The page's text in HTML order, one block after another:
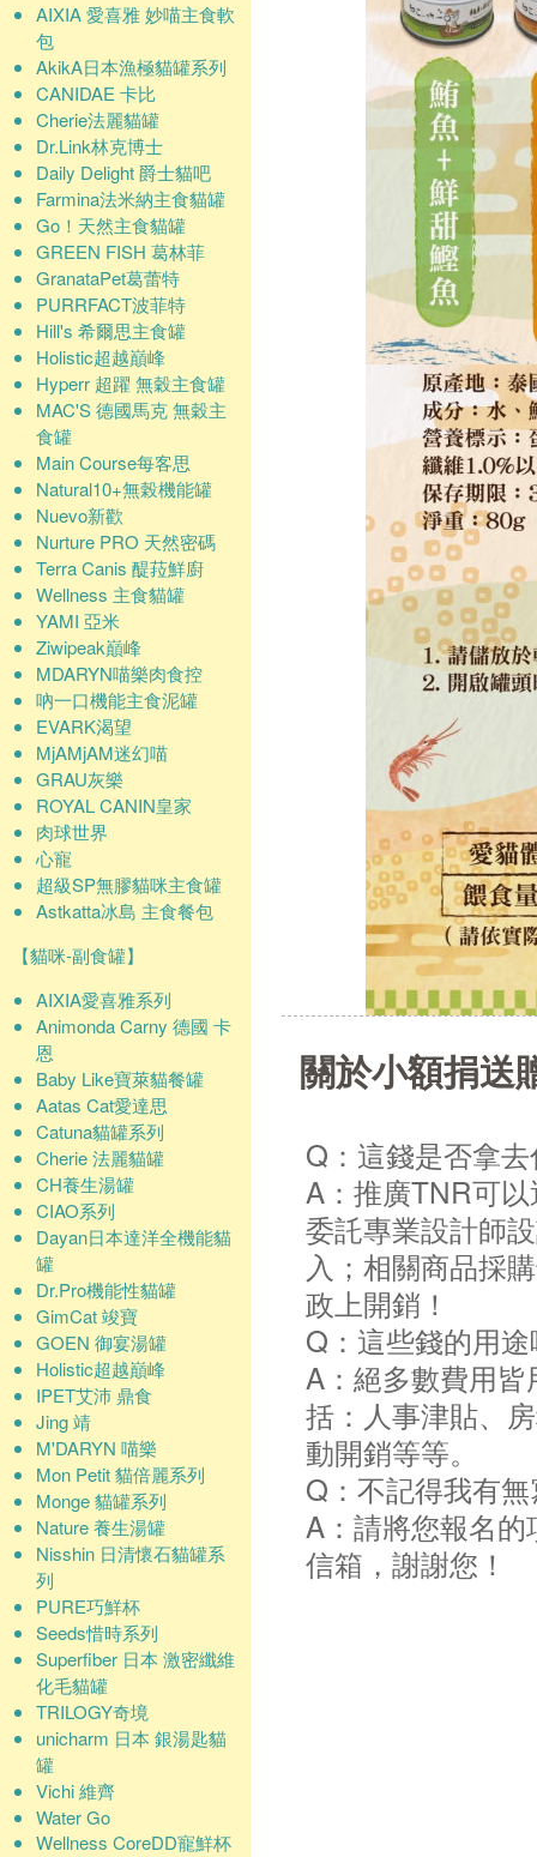
AIXIA 愛喜雅 妙喵主食軟
包
AkikA日本漁極貓罐系列
CANIDAE 卡比
Cherie法麗貓罐
Dr.Link林克博士
Daily Delight 爵士貓吧
Farmina法米納主食貓罐
Go！天然主食貓罐
GREEN FISH 葛林菲
GranataPet葛蕾特
PURRFACT波菲特
Hill's 希爾思主食罐
Holistic超越巔峰
Hyperr 超躍 無穀主食罐
MAC'S 德國馬克 無穀主
食罐
Main Course每客思
Natural10+無榖機能罐
Nuevo新歡
Nurture PRO 天然密碼
Terra Canis 醍菈鮮廚
Wellness 主食貓罐
YAMI 亞米
Ziwipeak巔峰
MDARYN喵樂肉食控
吶一口機能主食泥罐
EVARK渴望
MjAMjAM迷幻喵
GRAU灰樂
ROYAL CANIN皇家
肉球世界
心寵
超級SP無膠貓咪主食罐
Astkatta冰島 主食餐包
【貓咪-副食罐】
AIXIA愛喜雅系列
Animonda Carny 德國 卡
恩
Baby Like寶萊貓餐罐
Aatas Cat愛達思
Catuna貓罐系列
Cherie 法麗貓罐
CH養生湯罐
CIAO系列
Dayan日本達洋全機能貓
罐
Dr.Pro機能性貓罐
GimCat 竣寶
GOEN 御宴湯罐
Holistic超越巔峰
IPET艾沛 鼎食
Jing 靖
M'DARYN 喵樂
Mon Petit 貓倍麗系列
Monge 貓罐系列
Nature 養生湯罐
Nisshin 日清懷石貓罐系
列
PURE巧鮮杯
Seeds惜時系列
Superfiber 日本 激密纖維
化毛貓罐
TRILOGY奇境
unicharm 日本 銀湯匙貓
罐
Vichi 維齊
Water Go
Wellness CoreDD寵鮮杯
關於小額捐送
Q：這錢是否拿
A：推廣TNR可
委託專業設計師
入；相關商品採
政上開銷！
Q：這些錢的用
A：絕多數費用
括：人事津貼、
動開銷等等。
Q：不記得我有
A：請將您報名
信箱，謝謝您！